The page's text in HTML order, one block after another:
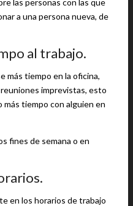
las personas con las que
a una persona nueva, de
al trabajo.
más tiempo en la oficina,
imprevistas, esto
más tiempo con alguien en
fines de semana o en
en los horarios de trabajo